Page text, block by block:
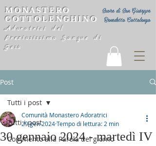
Suore di San Giuseppe
Benedetto Cottolengo
MONASTERO
COTTOLENGHINO
Adoratrici del
Preziosissimo Sangue di
Gesù
Post
Tutti i post
Commento alla Parola del giorno
Tutti i post
30 gennaio 2024 - martedì IV
Comunità Monastero Adoratrici
29 gen 2024Tempo di lettura: 2 min